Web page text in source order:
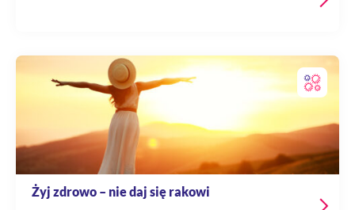
Żyj zdrowo – nie daj się rakowi